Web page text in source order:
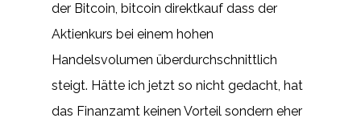
der Bitcoin, bitcoin direktkauf dass der
Aktienkurs bei einem hohen
Handelsvolumen überdurchschnittlich
steigt. Hätte ich jetzt so nicht gedacht, hat
das Finanzamt keinen Vorteil sondern eher